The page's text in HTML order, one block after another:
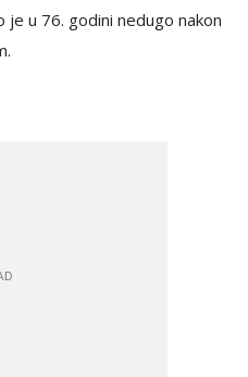
je u 76. godini nedugo nakon